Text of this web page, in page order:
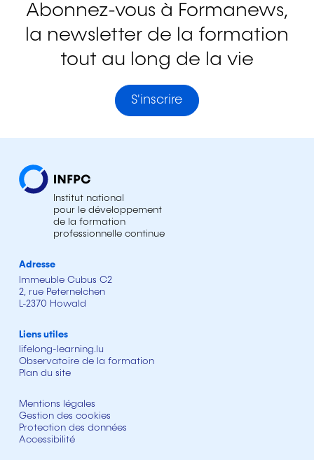
Abonnez-vous à Formanews,
la newsletter de la formation
tout au long de la vie
S'inscrire
Institut national
pour le développement
de la formation
professionnelle continue
Adresse
Immeuble Cubus C2
2, rue Peternelchen
L-2370 Howald
Liens utiles
lifelong-learning.lu
Observatoire de la formation
Plan du site
Mentions légales
Gestion des cookies
Protection des données
Accessibilité